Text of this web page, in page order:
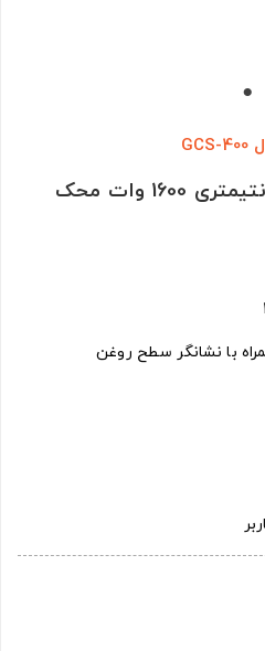
اره زنجیری بنزینی 40 سانتیمتری 1600 وات محک
با نشانگر سطح روغن